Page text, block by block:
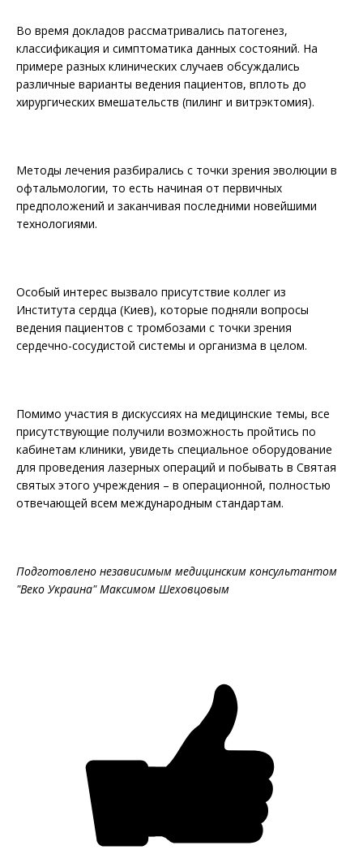
Во время докладов рассматривались патогенез,
классификация и симптоматика данных состояний. На
примере разных клинических случаев обсуждались
различные варианты ведения пациентов, вплоть до
хирургических вмешательств (пилинг и витрэктомия).
Методы лечения разбирались с точки зрения эволюции в
офтальмологии, то есть начиная от первичных
предположений и заканчивая последними новейшими
технологиями.
Особый интерес вызвало присутствие коллег из
Института сердца (Киев), которые подняли вопросы
ведения пациентов с тромбозами с точки зрения
сердечно-сосудистой системы и организма в целом.
Помимо участия в дискуссиях на медицинские темы, все
присутствующие получили возможность пройтись по
кабинетам клиники, увидеть специальное оборудование
для проведения лазерных операций и побывать в Святая
святых этого учреждения – в операционной, полностью
отвечающей всем международным стандартам.
Подготовлено независимым медицинским консультантом
"Веко Украина" Максимом Шеховцовым